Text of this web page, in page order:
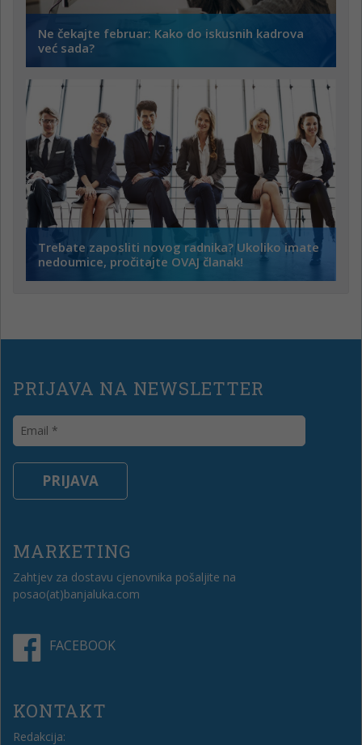
Ne čekajte februar: Kako do iskusnih kadrova
već sada?
Trebate zaposliti novog radnika? Ukoliko imate
nedoumice, pročitajte OVAJ članak!
PRIJAVA NA NEWSLETTER
MARKETING
Zahtjev za dostavu cjenovnika pošaljite na
posao(at)banjaluka.com
FACEBOOK
KONTAKT
Redakcija: